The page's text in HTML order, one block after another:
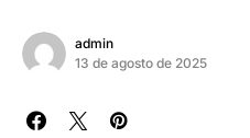
admin
13 de agosto de 2025